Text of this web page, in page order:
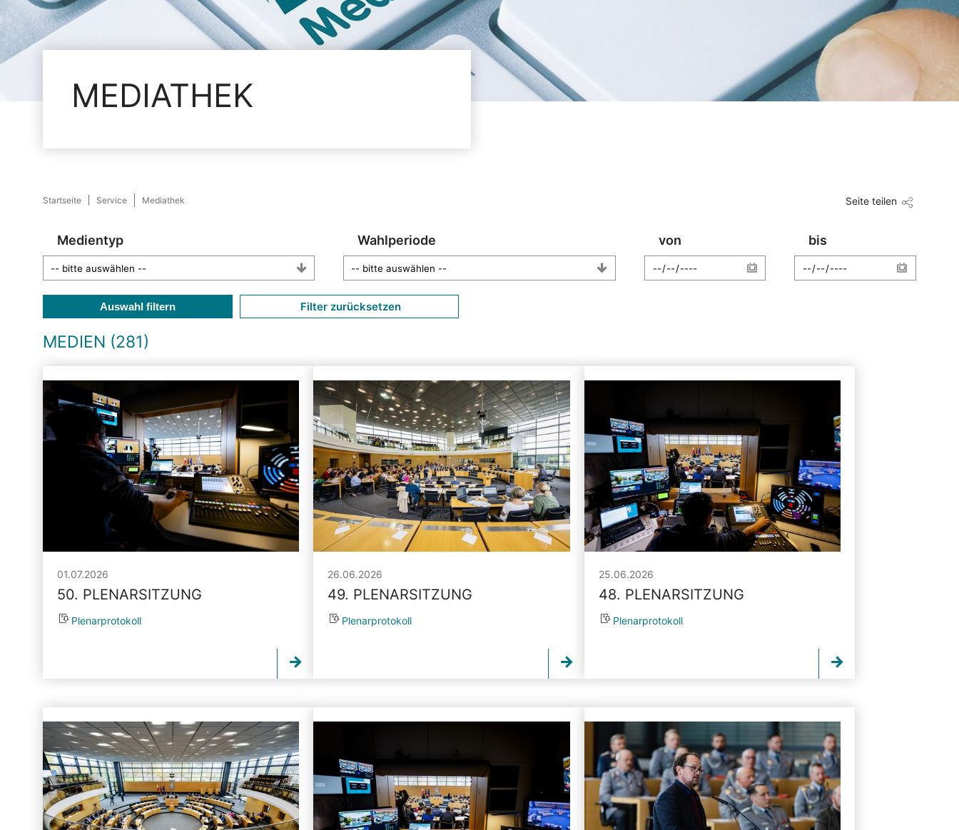
MEDIATHEK
Startseite Service Mediathek Seite teilen
Medientyp Wahlperiode von bis
Auswahl filtern Filter zurücksetzen
MEDIEN (281)
01.07.2026
50. PLENARSITZUNG
Plenarprotokoll
26.06.2026
49. PLENARSITZUNG
Plenarprotokoll
25.06.2026
48. PLENARSITZUNG
Plenarprotokoll